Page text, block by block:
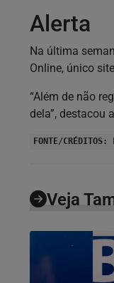
Alerta
Na última
Online, único
“Além de não
dela”, destacou
FONTE/CRÉDITOS:
Veja